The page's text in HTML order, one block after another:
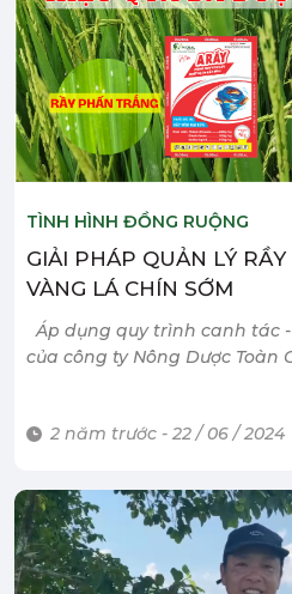
TÌNH HÌNH ĐỒNG RUỘNG
GIẢI PHÁP QUẢN LÝ
VÀNG LÁ CHÍN SỚM
Áp dụng quy trình canh tác
của công ty Nông Dược Toàn
2 năm trước - 22 / 06 / 2024